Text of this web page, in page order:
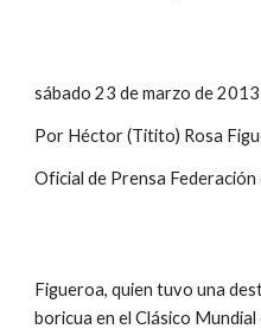
sábado 23 de marzo de 2013
Por Héctor (Titito) Rosa
Oficial de Prensa
Figueroa, quien tuvo una
boricua en el Clásico